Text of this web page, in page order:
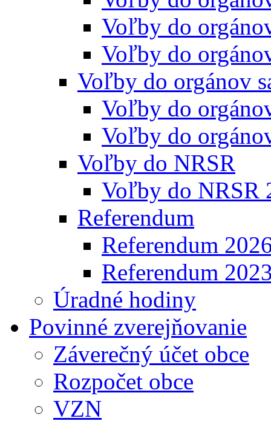
Voľby do
Voľby do
Voľby do orgánov
Voľby do
Voľby do
Voľby do NRSR
Voľby do NRSR
Referendum
Referendum
Referendum
Úradné hodiny
Povinné zverejňovanie
Záverečný účet obce
Rozpočet obce
VZN